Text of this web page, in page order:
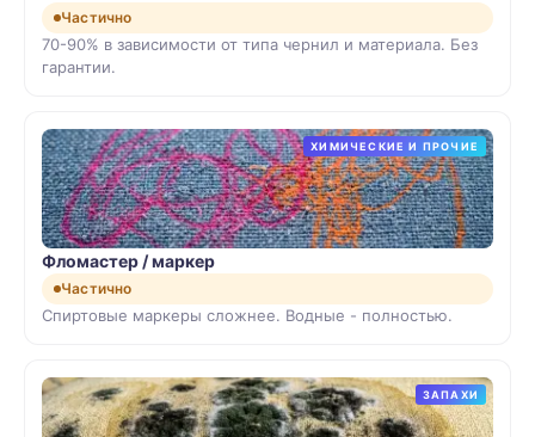
Частично
70-90% в зависимости от типа чернил и материала. Без
гарантии.
ХИМИЧЕСКИЕ И ПРОЧИЕ
Фломастер / маркер
Частично
Спиртовые маркеры сложнее. Водные - полностью.
ЗАПАХИ